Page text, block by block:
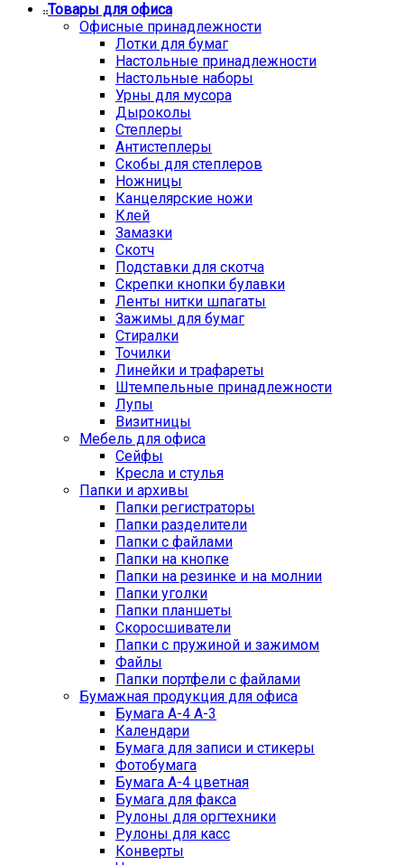
Товары для офиса
Офисные принадлежности
Лотки для бумаг
Настольные принадлежности
Настольные наборы
Урны для мусора
Дыроколы
Степлеры
Антистеплеры
Скобы для степлеров
Ножницы
Канцелярские ножи
Клей
Замазки
Скотч
Подставки для скотча
Скрепки кнопки булавки
Ленты нитки шпагаты
Зажимы для бумаг
Стиралки
Точилки
Линейки и трафареты
Штемпельные принадлежности
Лупы
Визитницы
Мебель для офиса
Сейфы
Кресла и стулья
Папки и архивы
Папки регистраторы
Папки разделители
Папки с файлами
Папки на кнопке
Папки на резинке и на молнии
Папки уголки
Папки планшеты
Скоросшиватели
Папки с пружиной и зажимом
Файлы
Папки портфели с файлами
Бумажная продукция для офиса
Бумага А-4 А-3
Календари
Бумага для записи и стикеры
Фотобумага
Бумага А-4 цветная
Бумага для факса
Рулоны для оргтехники
Рулоны для касс
Конверты